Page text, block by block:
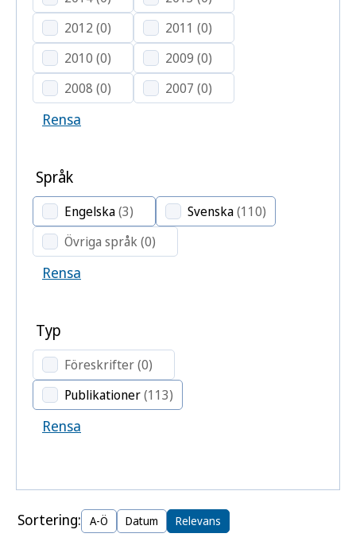
2012 (0) 2011 (0)
2010 (0) 2009 (0)
2008 (0) 2007 (0)
Rensa
Språk
Engelska(3) Svenska(110)
Övriga språk(0)
Rensa
Typ
Föreskrifter(0)
Publikationer(113)
Rensa
Sortering: A-Ö Datum Relevans